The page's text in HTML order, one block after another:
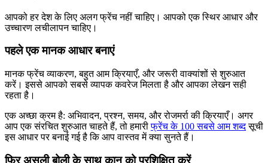
आपको हर देश के लिए अलग फ्रेंच नहीं चाहिए। आपको एक स्थिर आधार और
उच्चारण लचीलापन चाहिए।
पहले एक मानक आधार बनाएं
मानक फ्रेंच व्याकरण, बहुत आम क्रियाएँ, और जरूरी वाक्यांशों से शुरुआत
करें। इससे आपको सबसे व्यापक कवरेज मिलता है और आपका लेखन सही
रहता है।
एक अच्छा क्रम है: अभिवादन, प्रश्न, समय, और रोजमर्रा की क्रियाएँ। अगर
आप एक संरचित शुरुआत चाहते हैं, तो हमारीफ्रेंच के 100 सबसे आम शब्दसूची
इस आधार पर बनाई गई है कि आप वास्तव में क्या सुनते हैं।
फिर असली बोली के साथ कान को प्रशिक्षित करें